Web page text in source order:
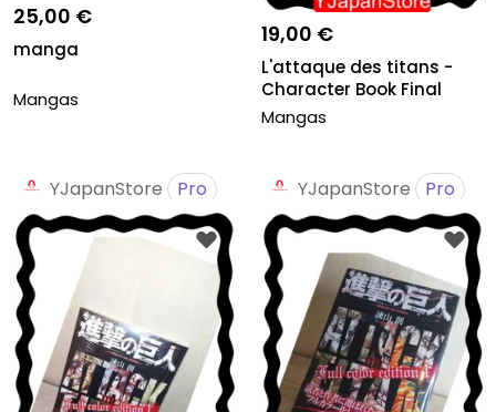
25,00 €
manga
Mangas
19,00 €
L'attaque des titans -
Character Book Final
Mangas
YJapanStore Pro YJapanStore Pro